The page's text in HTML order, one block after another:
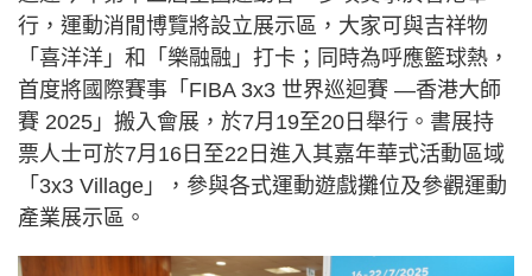
行，運動消閒博覽將設立展示區，大家可與吉祥物
「喜洋洋」和「樂融融」打卡；同時為呼應籃球熱，
首度將國際賽事「FIBA 3x3 世界巡迴賽 —香港大師
賽 2025」搬入會展，於7月19至20日舉行。書展持
票人士可於7月16日至22日進入其嘉年華式活動區域
「3x3 Village」，參與各式運動遊戲攤位及參觀運動
產業展示區。